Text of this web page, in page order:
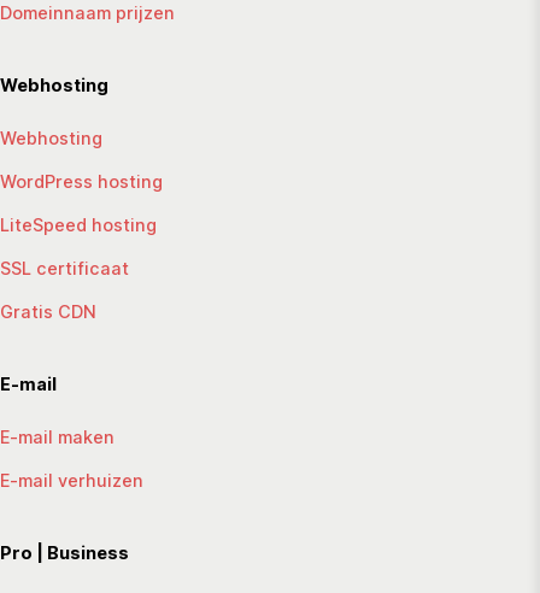
Domeinnaam prijzen
Webhosting
Webhosting
WordPress hosting
LiteSpeed hosting
SSL certificaat
Gratis CDN
E-mail
E-mail maken
E-mail verhuizen
Pro | Business